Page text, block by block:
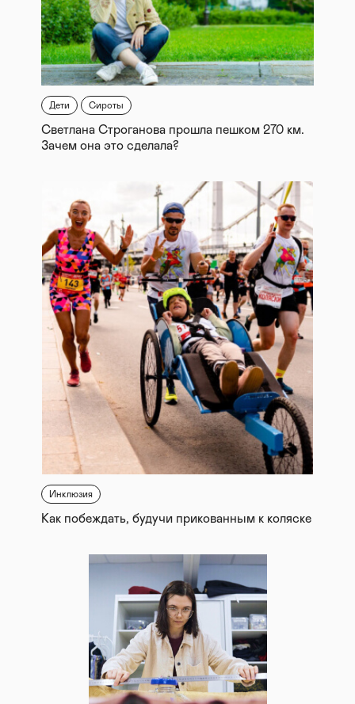
Дети Сироты
Светлана Строганова прошла пешком 270 км.
Зачем она это сделала?
Инклюзия
Как побеждать, будучи прикованным к коляске